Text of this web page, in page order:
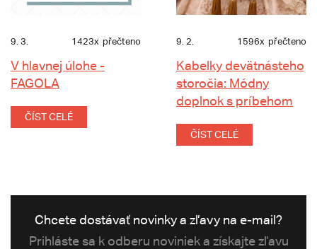
9. 3. 1423x přečteno
V hlavnej úlohe -
FAGOLA
ČÍST CELÉ
9. 2. 1596x přečteno
Kabelky devätnásteho
storočia: Módny
doplnok s príbehom
ČÍST CELÉ
Chcete dostávať novinky a zľavy na e-mail?
Prihláste sa k odberu noviniek a získajte zľavu